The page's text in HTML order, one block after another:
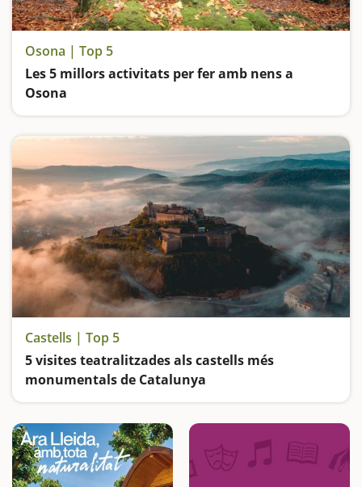
Osona | Top 5
Les 5 millors activitats per fer amb nens a
Osona
Castells | Top 5
5 visites teatralitzades als castells més
monumentals de Catalunya